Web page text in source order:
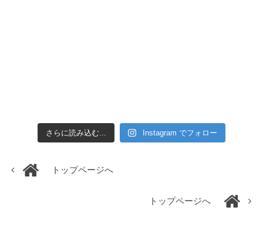
さらに読み込む... Instagram でフォロー
トップページへ
トップページへ